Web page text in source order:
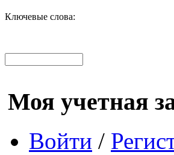
Ключевые слова:
Моя учетная
Войти /